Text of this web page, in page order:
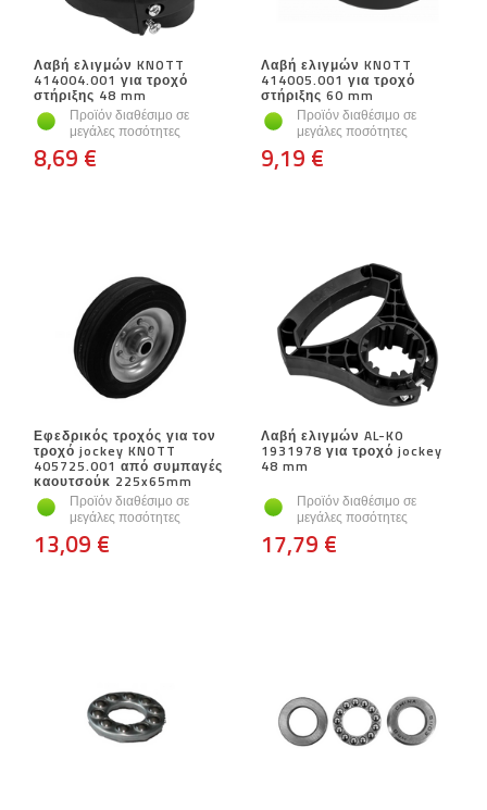
Λαβή ελιγμών KNOTT
414004.001 για τροχό
στήριξης 48 mm
Προϊόν διαθέσιμο σε
μεγάλες ποσότητες
8,69 €
Λαβή ελιγμών KNOTT
414005.001 για τροχό
στήριξης 60 mm
Προϊόν διαθέσιμο σε
μεγάλες ποσότητες
9,19 €
Εφεδρικός τροχός για τον
τροχό jockey KNOTT
405725.001 από συμπαγές
καουτσούκ 225x65mm
Προϊόν διαθέσιμο σε
μεγάλες ποσότητες
13,09 €
Λαβή ελιγμών AL-KO
1931978 για τροχό jockey
48 mm
Προϊόν διαθέσιμο σε
μεγάλες ποσότητες
17,79 €